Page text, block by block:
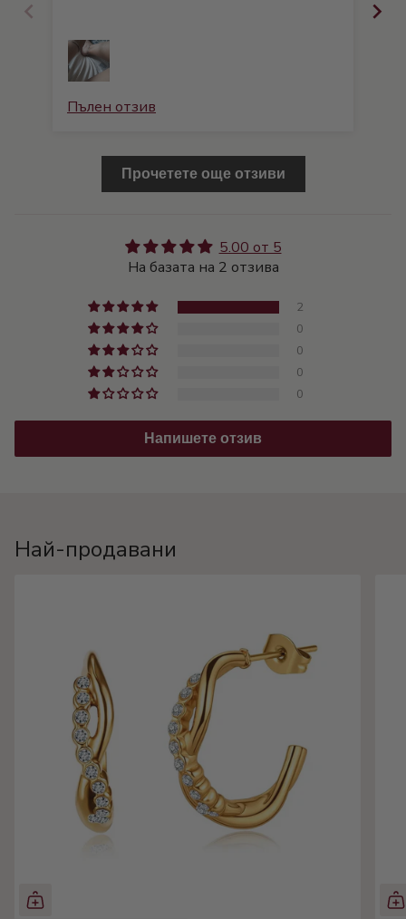
Пълен отзив
Прочетете още отзиви
5.00 от 5
На базата на 2 отзива
2
0
0
0
0
Напишете отзив
Най-продавани